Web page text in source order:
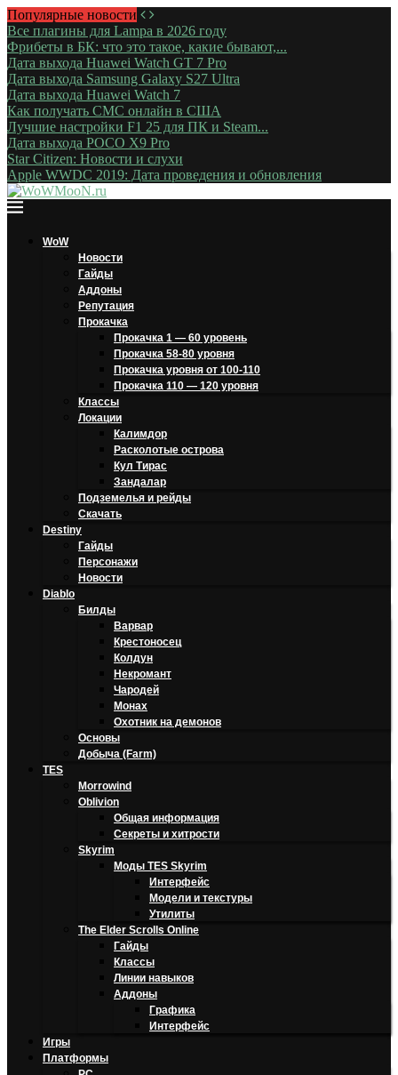
Популярные новости
Все плагины для Lampa в 2026 году
Фрибеты в БК: что это такое, какие бывают,...
Дата выхода Huawei Watch GT 7 Pro
Дата выхода Samsung Galaxy S27 Ultra
Дата выхода Huawei Watch 7
Как получать СМС онлайн в США
Лучшие настройки F1 25 для ПК и Steam...
Дата выхода POCO X9 Pro
Star Citizen: Новости и слухи
Apple WWDC 2019: Дата проведения и обновления
WoW
Новости
Гайды
Аддоны
Репутация
Прокачка
Прокачка 1 — 60 уровень
Прокачка 58-80 уровня
Прокачка уровня от 100-110
Прокачка 110 — 120 уровня
Классы
Локации
Калимдор
Расколотые острова
Кул Тирас
Зандалар
Подземелья и рейды
Скачать
Destiny
Гайды
Персонажи
Новости
Diablo
Билды
Варвар
Крестоносец
Колдун
Некромант
Чародей
Монах
Охотник на демонов
Основы
Добыча (Farm)
TES
Morrowind
Oblivion
Общая информация
Секреты и хитрости
Skyrim
Моды TES Skyrim
Интерфейс
Модели и текстуры
Утилиты
The Elder Scrolls Online
Гайды
Классы
Линии навыков
Аддоны
Графика
Интерфейс
Игры
Платформы